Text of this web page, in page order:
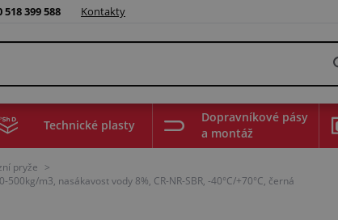
518 399 588 Kontakty
Technické plasty
Dopravníkové pásy
a montáž
pryže >
m3, nasákavost vody 8%, CR-NR-SBR, -40°C/+70°C, černá